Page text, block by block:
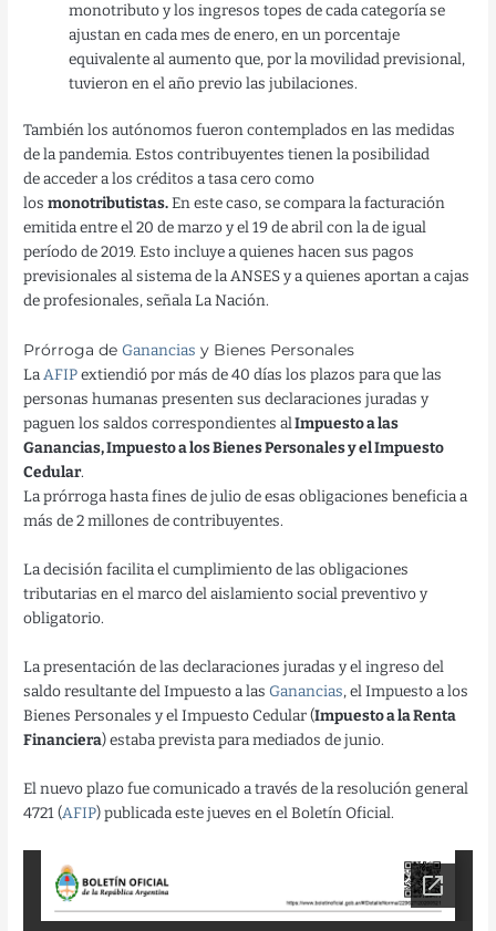
monotributo y los ingresos topes de cada categoría se
ajustan en cada mes de enero, en un porcentaje
equivalente al aumento que, por la movilidad previsional,
tuvieron en el año previo las jubilaciones.
También los autónomos fueron contemplados en las medidas
de la pandemia. Estos contribuyentes tienen la posibilidad
de acceder a los créditos a tasa cero como
losmonotributistas.En este caso, se compara la facturación
emitida entre el 20 de marzo y el 19 de abril con la de igual
período de 2019. Esto incluye a quienes hacen sus pagos
previsionales al sistema de la ANSES y a quienes aportan a cajas
de profesionales, señala La Nación.
Prórroga deGanancias y Bienes Personales
LaAFIPextiendió por más de 40 días los plazos para que las
personas humanas presenten sus declaraciones juradas y
paguen los saldos correspondientes alImpuesto a las
Ganancias, Impuesto a los Bienes Personales y el Impuesto
Cedular.
La prórroga hasta fines de julio de esas obligaciones beneficia a
más de 2 millones de contribuyentes.
La decisión facilita el cumplimiento de las obligaciones
tributarias en el marco del aislamiento social preventivo y
obligatorio.
La presentación de las declaraciones juradas y el ingreso del
saldo resultante del Impuesto a lasGanancias, el Impuesto a los
Bienes Personales y el Impuesto Cedular (Impuesto a la Renta
Financiera) estaba prevista para mediados de junio.
El nuevo plazo fue comunicado a través de la resolución general
4721 (AFIP) publicada este jueves en el Boletín Oficial.